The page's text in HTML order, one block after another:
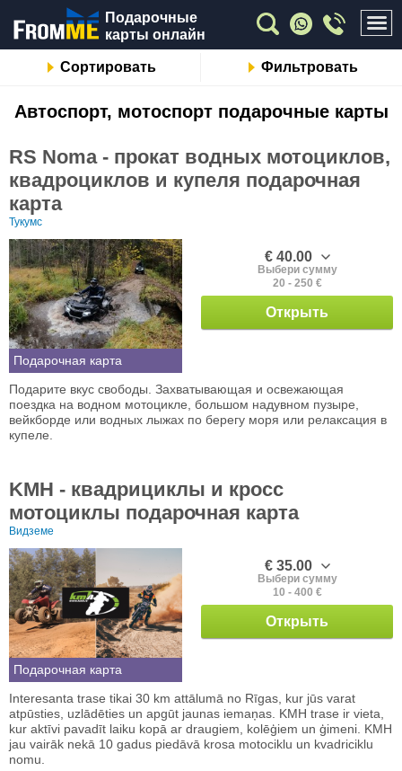
Подарочные
карты онлайн
Сортировать Фильтровать
Автоспорт, мотоспорт подарочные карты
RS Noma - прокат водных мотоциклов,
квадроциклов и купеля подарочная
карта
Тукумс
Подарочная карта
€ 40.00
Выбери сумму
20 - 250 €
Открыть
Подарите вкус свободы. Захватывающая и освежающая
поездка на водном мотоцикле, большом надувном пузыре,
вейкборде или водных лыжах по берегу моря или релаксация в
купеле.
KMH - квадрициклы и кросс
мотоциклы подарочная карта
Видземе
Подарочная карта
€ 35.00
Выбери сумму
10 - 400 €
Открыть
Interesanta trase tikai 30 km attālumā no Rīgas, kur jūs varat
atpūsties, uzlādēties un apgūt jaunas iemaņas. KMH trase ir vieta,
kur aktīvi pavadīt laiku kopā ar draugiem, kolēģiem un ģimeni. KMH
jau vairāk nekā 10 gadus piedāvā krosa motociklu un kvadriciklu
nomu.